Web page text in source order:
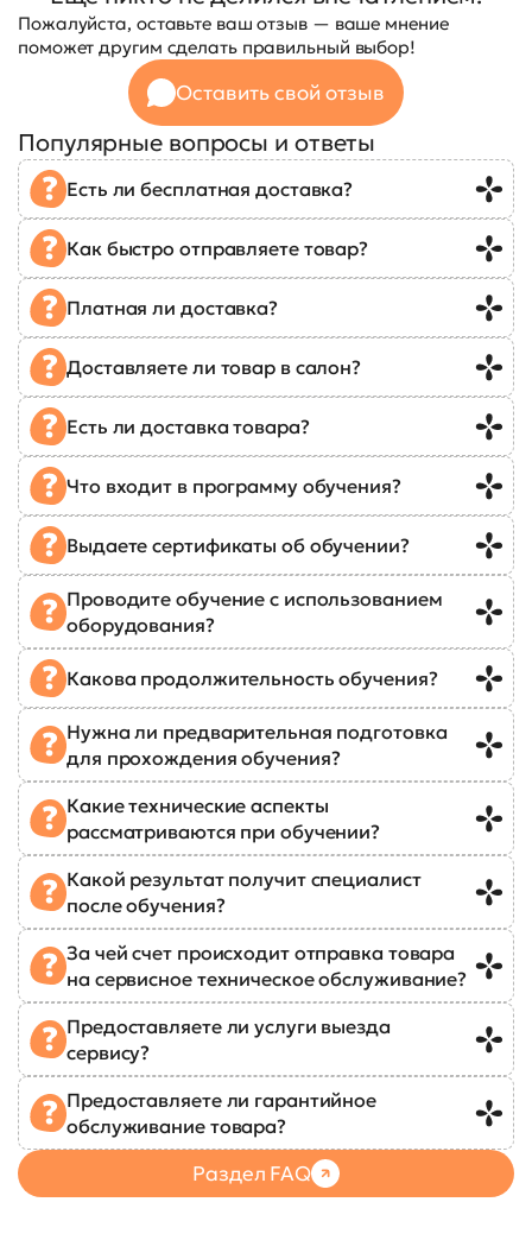
Пожалуйста, оставьте ваш отзыв — ваше мнение
поможет другим сделать правильный выбор!
Оставить свой отзыв
Популярные вопросы и ответы
Есть ли бесплатная доставка?
Как быстро отправляете товар?
Платная ли доставка?
Доставляете ли товар в салон?
Есть ли доставка товара?
Что входит в программу обучения?
Выдаете сертификаты об обучении?
Проводите обучение с использованием
оборудования?
Какова продолжительность обучения?
Нужна ли предварительная подготовка
для прохождения обучения?
Какие технические аспекты
рассматриваются при обучении?
Какой результат получит специалист
после обучения?
За чей счет происходит отправка товара
на сервисное техническое обслуживание?
Предоставляете ли услуги выезда
сервису?
Предоставляете ли гарантийное
обслуживание товара?
Раздел FAQ